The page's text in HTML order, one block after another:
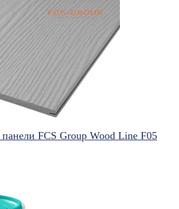
FCS Group Wood Line F05